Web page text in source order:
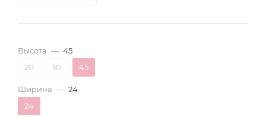
Высота — 45
20
30 45
Ширина — 24
24